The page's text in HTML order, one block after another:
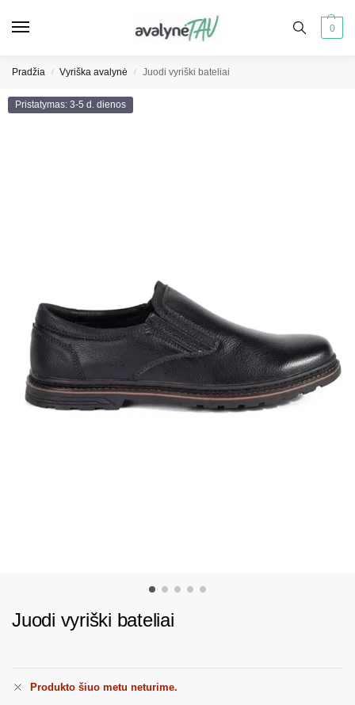
0
Pradžia / Vyriška avalynė / Juodi vyriški bateliai
Pristatymas: 3-5 d. dienos
Juodi vyriški bateliai
Produkto šiuo metu neturime.